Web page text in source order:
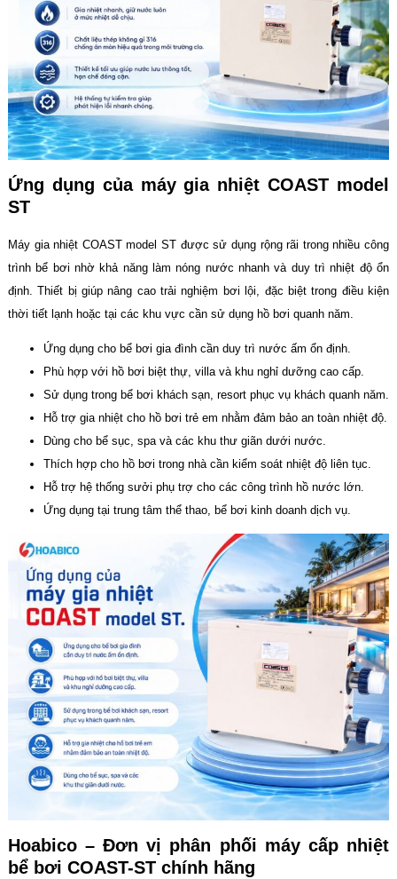
Ứng dụng của máy gia nhiệt COAST model
ST
Máy gia nhiệt COAST model ST được sử dụng rộng rãi trong nhiều công
trình bể bơi nhờ khả năng làm nóng nước nhanh và duy trì nhiệt độ ổn
định. Thiết bị giúp nâng cao trải nghiệm bơi lội, đặc biệt trong điều kiện
thời tiết lạnh hoặc tại các khu vực cần sử dụng hồ bơi quanh năm.
Ứng dụng cho bể bơi gia đình cần duy trì nước ấm ổn định.
Phù hợp với hồ bơi biệt thự, villa và khu nghỉ dưỡng cao cấp.
Sử dụng trong bể bơi khách sạn, resort phục vụ khách quanh năm.
Hỗ trợ gia nhiệt cho hồ bơi trẻ em nhằm đảm bảo an toàn nhiệt độ.
Dùng cho bể sục, spa và các khu thư giãn dưới nước.
Thích hợp cho hồ bơi trong nhà cần kiểm soát nhiệt độ liên tục.
Hỗ trợ hệ thống sưởi phụ trợ cho các công trình hồ nước lớn.
Ứng dụng tại trung tâm thể thao, bể bơi kinh doanh dịch vụ.
Hoabico – Đơn vị phân phối máy cấp nhiệt
bể bơi COAST-ST chính hãng